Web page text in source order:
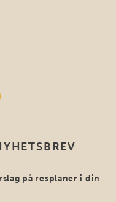
på resplaner i din